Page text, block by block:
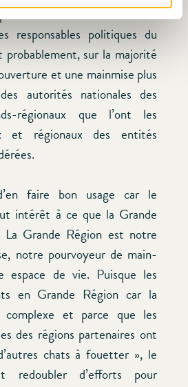
aucunement fonctionner
responsables politiques du
sur la majorité
et une mainmise plus
autorités nationales des
régionaux que l’ont les
et régionaux des entités
faire bon usage car le
intérêt à ce que la Grande
La Grande Région est notre
notre pourvoyeur de main-
espace de vie. Puisque les
en Grande Région car la
complexe et parce que les
des régions partenaires ont
chats à fouetter », le
redoubler d’efforts pour